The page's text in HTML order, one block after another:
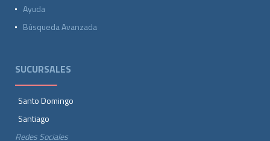
Ayuda
Búsqueda Avanzada
SUCURSALES
Santo Domingo
Santiago
Redes Sociales